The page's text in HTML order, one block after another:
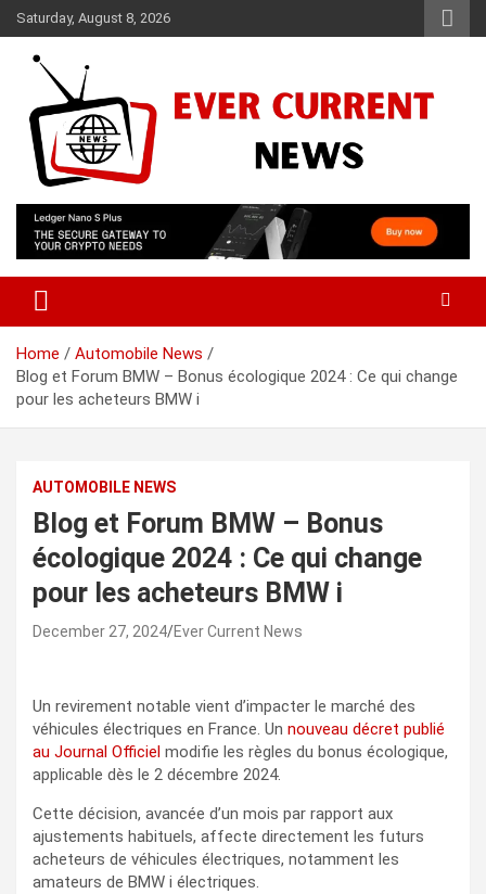
Skip
to
content
Saturday, August 8, 2026
Ever Current News
Home
Automobile News
Blog et Forum BMW – Bonus écologique 2024 : Ce qui change
pour les acheteurs BMW i
AUTOMOBILE NEWS
Blog et Forum BMW – Bonus
écologique 2024 : Ce qui change
pour les acheteurs BMW i
December 27, 2024 Ever Current News
Un revirement notable vient d’impacter le marché des
véhicules électriques en France. Un nouveau décret publié
au Journal Officiel modifie les règles du bonus écologique,
applicable dès le 2 décembre 2024.
Cette décision, avancée d’un mois par rapport aux
ajustements habituels, affecte directement les futurs
acheteurs de véhicules électriques, notamment les
amateurs de BMW i électriques.